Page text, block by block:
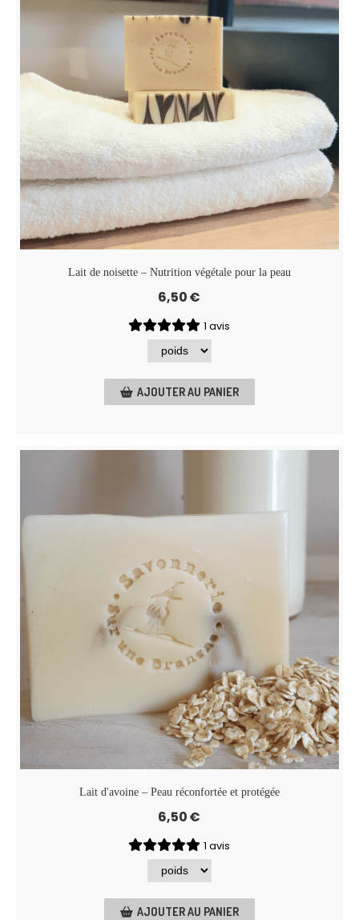
Lait de noisette – Nutrition végétale pour la peau
6,50€
1 avis
AJOUTER AU PANIER
Lait d'avoine – Peau réconfortée et protégée
6,50€
1 avis
AJOUTER AU PANIER